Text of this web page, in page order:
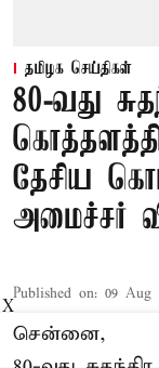
தமிழக செய்திகள்
80-வது
தேசிய
அமைச்சர்
Published on: 09 Aug
சென்னை,
X